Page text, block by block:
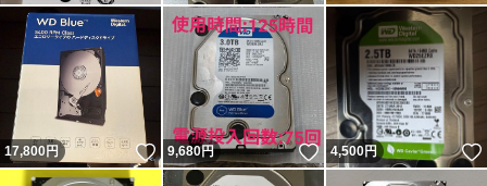
17,800円 いいね！
9,680円 いいね！
4,500円